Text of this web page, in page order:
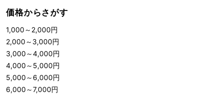
価格からさがす
1,000 ～ 2,000円
2,000 ～ 3,000円
3,000 ～4,000円
4,000 ～ 5,000円
5,000 ～ 6,000円
6,000 ～7,000円